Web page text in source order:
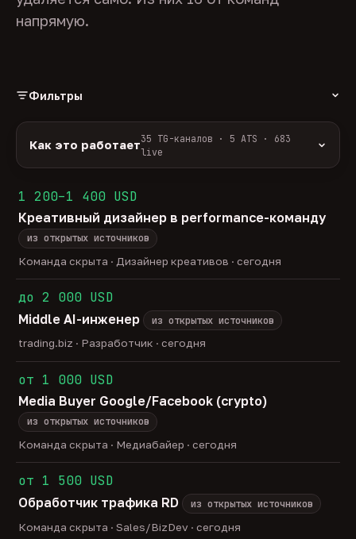
напрямую.
Фильтры
удалённо 588 гибрид
ГРЕЙД
junior43 middle276
head 23
только с зарплатой
Как это работает35 TG-каналов · 5 ATS · 683
live
ArbiHunter, Партнёркин и ATS-площадки
(Greenhouse, Himalayas и другие).
Разбор:нейронка разбирает сырец каждые 30
минут — роль, вертикаль, формат, вилка, грейд.
Скам-фильтр:
без предоплат и взносов, без
обещаний гарантированного дохода, без увода в
Свежесть:протухшее удаляется автоматически
через 30 дней.
35TG-каналов ·5ATS-площадок ·
1 200–1 400 USD
Креативный дизайнер в performance-команду
из открытых источников
Команда скрыта · Дизайнер креативов · сегодня
до 2 000 USD
Middle AI-инженер
из открытых источников
trading.biz · Разработчик · сегодня
от 1 000 USD
Media Buyer Google/Facebook (crypto)
из открытых источников
Команда скрыта · Медиабайер · сегодня
от 1 500 USD
Обработчик трафика RD
из открытых источников
Команда скрыта · Sales/BizDev · сегодня